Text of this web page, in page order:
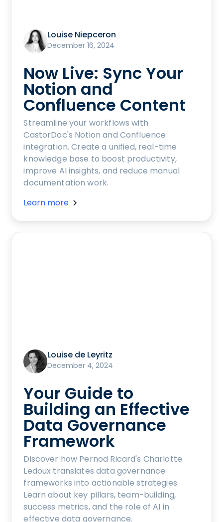
Louise Niepceron
December 16, 2024
Now Live: Sync Your
Notion and
Confluence Content
Streamline your workflows with
CastorDoc's Notion and Confluence
integration. Create a unified, real-time
knowledge base to boost productivity,
improve AI insights, and reduce manual
documentation work.
Learn more
Louise de Leyritz
December 4, 2024
Your Guide to
Building an Effective
Data Governance
Framework
Discover how Pernod Ricard's Charlotte
Ledoux translates data governance
frameworks into actionable strategies.
Learn about key pillars, team-building,
success metrics, and the role of AI in
effective data governance.